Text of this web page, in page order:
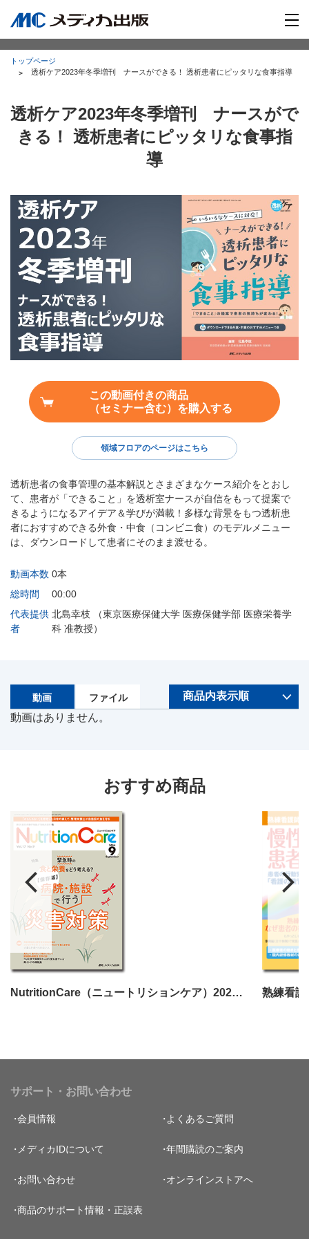
トップページ
透析ケア2023年冬季増刊 ナースができる！ 透析患者にピッタリな食事指導
透析ケア2023年冬季増刊 ナースがで
きる！ 透析患者にピッタリな食事指
導
透析患者の食事管理の基本解説とさまざまなケース紹介をとおし
て、患者が「できること」を透析室ナースが自信をもって提案で
きるようになるアイデア＆学びが満載！多様な背景をもつ透析患
者におすすめできる外食・中食（コンビニ食）のモデルメニュー
は、ダウンロードして患者にそのまま渡せる。
動画本数 0本
総時間
00:00
代表提供
者
北島幸枝 （東京医療保健大学 医療保健学部 医療栄養学
科 准教授）
この動画付きの商品
（セミナー含む）を購入する
領域フロアのページはこちら
動画 ファイル
動画はありません。
おすすめ商品
NutritionCare（ニュートリションケア）2024年9月号
サポート・お問い合わせ
会員情報 よくあるご質問
メディカIDについて 年間購読のご案内
お問い合わせ オンラインストアへ
商品のサポート情報・正誤表